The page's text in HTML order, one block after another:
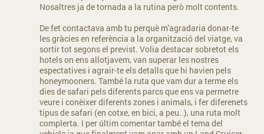
Nosaltres ja de tornada a la rutina però molt contents.
De fet contactava amb tu perquè m'agradaria donar-te
les gràcies en referència a la organització del viatge, va
sortir tot segons el previst. Volia destacar sobretot els
hotels on ens allotjavem, van superar les nostres
espectatives i agrair-te els detalls que hi havien pels
honeymooners. També la ruta que vam dur a terme els
dies de safari pels diferents parcs que ens va permetre
veure i conèixer diferents zones i animals, i fer diferenets
tipus de safari (en cotxe, en bici, a peu..), una ruta molt
complerta. I per últim comentar també el tema del